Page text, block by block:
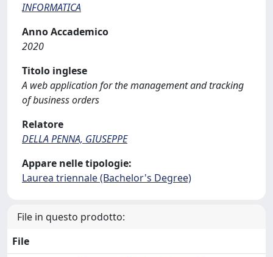
INFORMATICA
Anno Accademico
2020
Titolo inglese
A web application for the management and tracking
of business orders
Relatore
DELLA PENNA, GIUSEPPE
Appare nelle tipologie:
Laurea triennale (Bachelor's Degree)
File in questo prodotto:
File